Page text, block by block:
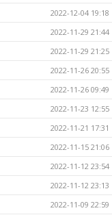
2022-12-04 19:18
2022-11-29 21:44
2022-11-29 21:25
2022-11-26 20:55
2022-11-26 09:49
2022-11-23 12:55
2022-11-21 17:31
2022-11-15 21:06
2022-11-12 23:54
2022-11-12 23:13
2022-11-09 22:59